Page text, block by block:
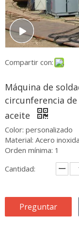
Compartir con:
Máquina de
circunferencia
aceite
Color: personalizado
Material: Acero
Orden mínima: 1
Cantidad:
Preguntar